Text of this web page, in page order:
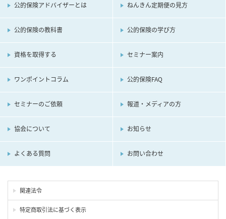
公的保険アドバイザーとは ねんきん定期便の見方
公的保険の教科書 公的保険の学び方
資格を取得する セミナー案内
ワンポイントコラム 公的保険FAQ
セミナーのご依頼 報道・メディアの方
協会について お知らせ
よくある質問 お問い合わせ
関連法令
特定商取引法に基づく表示